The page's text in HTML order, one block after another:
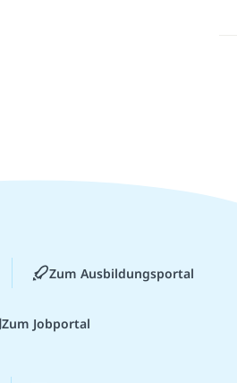
Zum Ausbildungsportal
Zum Jobportal